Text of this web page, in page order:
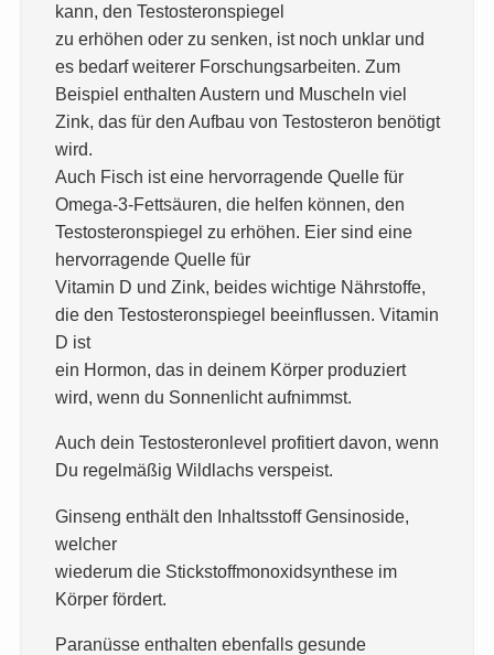
kann, den Testosteronspiegel
zu erhöhen oder zu senken, ist noch unklar und
es bedarf weiterer Forschungsarbeiten. Zum
Beispiel enthalten Austern und Muscheln viel
Zink, das für den Aufbau von Testosteron benötigt
wird.
Auch Fisch ist eine hervorragende Quelle für
Omega-3-Fettsäuren, die helfen können, den
Testosteronspiegel zu erhöhen. Eier sind eine
hervorragende Quelle für
Vitamin D und Zink, beides wichtige Nährstoffe,
die den Testosteronspiegel beeinflussen. Vitamin
D ist
ein Hormon, das in deinem Körper produziert
wird, wenn du Sonnenlicht aufnimmst.
Auch dein Testosteronlevel profitiert davon, wenn
Du regelmäßig Wildlachs verspeist.
Ginseng enthält den Inhaltsstoff Gensinoside,
welcher
wiederum die Stickstoffmonoxidsynthese im
Körper fördert.
Paranüsse enthalten ebenfalls gesunde